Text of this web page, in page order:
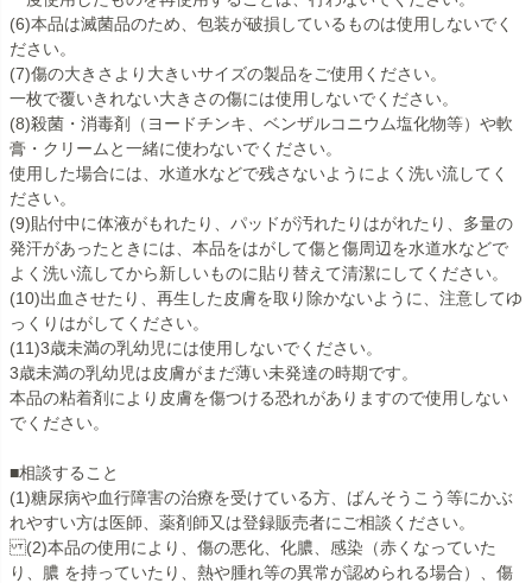
(6)本品は滅菌品のため、包装が破損しているものは使用しないでく
ださい。
(7)傷の大きさより大きいサイズの製品をご使用ください。
一枚で覆いきれない大きさの傷には使用しないでください。
(8)殺菌・消毒剤（ヨードチンキ、ベンザルコニウム塩化物等）や軟
膏・クリームと一緒に使わないでください。
使用した場合には、水道水などで残さないようによく洗い流してく
ださい。
(9)貼付中に体液がもれたり、パッドが汚れたりはがれたり、多量の
発汗があったときには、本品をはがして傷と傷周辺を水道水などで
よく洗い流してから新しいものに貼り替えて清潔にしてください。
(10)出血させたり、再生した皮膚を取り除かないように、注意してゆ
っくりはがしてください。
(11)3歳未満の乳幼児には使用しないでください。
3歳未満の乳幼児は皮膚がまだ薄い未発達の時期です。
本品の粘着剤により皮膚を傷つける恐れがありますので使用しない
でください。
■相談すること
(1)糖尿病や血行障害の治療を受けている方、ばんそうこう等にかぶ
れやすい方は医師、薬剤師又は登録販売者にご相談ください。
(2)本品の使用により、傷の悪化、化膿、感染（赤くなっていた
り、膿 を持っていたり、熱や腫れ等の異常が認められる場合）、傷